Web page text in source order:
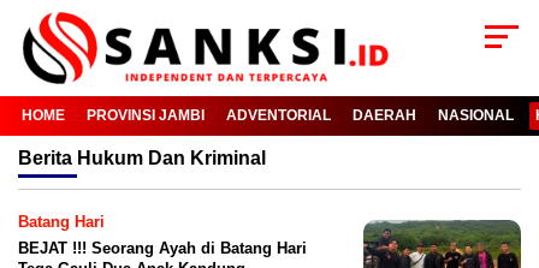
HOME PROVINSI JAMBI ADVENTORIAL DAERAH NASIONAL
Berita Hukum Dan Kriminal
Batang Hari
BEJAT !!! Seorang Ayah di Batang Hari